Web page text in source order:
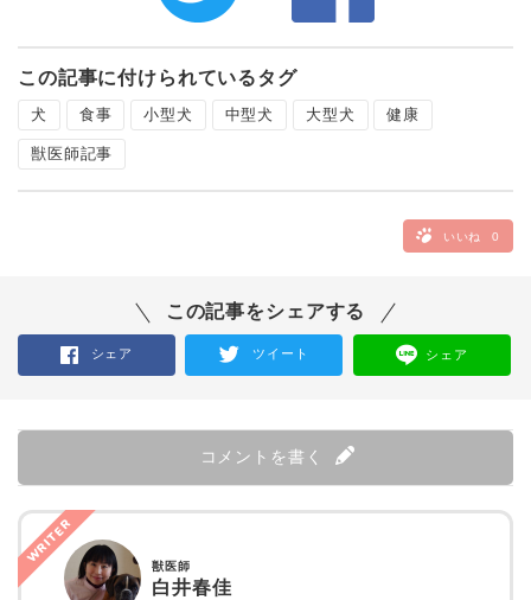
この記事に付けられているタグ
犬 食事 小型犬 中型犬 大型犬 健康
獣医師記事
いいね 0
この記事をシェアする
シェア ツイート シェア
コメントを書く
WRITER 獣医師
白井春佳